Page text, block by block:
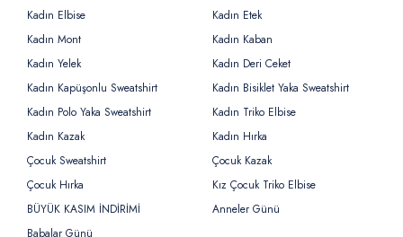
Kadın Elbise
Kadın Etek
Kadın Mont
Kadın Kaban
Kadın Yelek
Kadın Deri Ceket
Kadın Kapüşonlu Sweatshirt
Kadın Bisiklet Yaka Sweatshirt
Kadın Polo Yaka Sweatshirt
Kadın Triko Elbise
Kadın Kazak
Kadın Hırka
Çocuk Sweatshirt
Çocuk Kazak
Çocuk Hırka
Kız Çocuk Triko Elbise
BÜYÜK KASIM İNDİRİMİ
Anneler Günü
Babalar Günü